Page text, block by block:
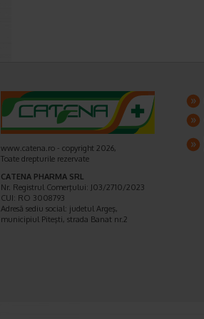
www.catena.ro - copyright 2026,
Toate drepturile rezervate
CATENA PHARMA SRL
Nr. Registrul Comerţului: J03/2710/2023
CUI: RO 3008793
Adresă sediu social: judetul Argeş,
municipiul Piteşti, strada Banat nr.2